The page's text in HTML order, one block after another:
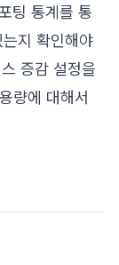
팅 통계를 통
지 확인해야
증감 설정을
량에 대해서